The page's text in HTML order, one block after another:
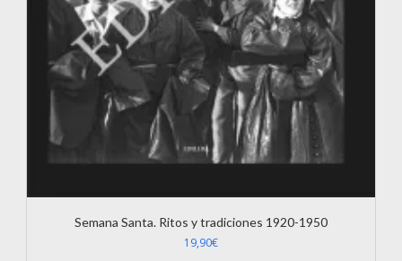
Semana Santa. Ritos y tradiciones 1920-1950
19,90€